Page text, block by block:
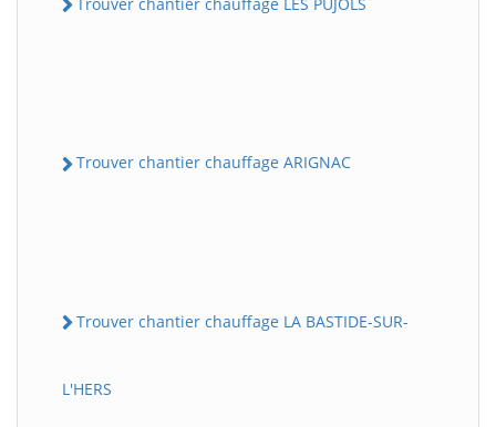
Trouver chantier chauffage ARIGNAC
Trouver chantier chauffage LA BASTIDE-SUR-
L'HERS